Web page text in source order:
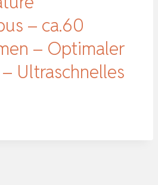
– ca.60
– Optimaler
Ultraschnelles